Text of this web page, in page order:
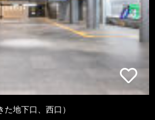
地下口、西口）